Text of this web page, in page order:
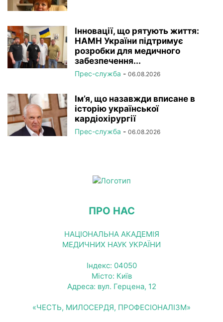
Інновації, що рятують життя:
НАМН України підтримує
розробки для медичного
забезпечення...
Прес-служба - 06.08.2026
Ім’я, що назавжди вписане в
історію української
кардіохірургії
Прес-служба - 06.08.2026
ПРО НАС
НАЦІОНАЛЬНА АКАДЕМІЯ
МЕДИЧНИХ НАУК УКРАЇНИ
Індекс: 04050
Місто: Київ
Адреса: вул. Герцена, 12
«ЧЕСТЬ, МИЛОСЕРДЯ, ПРОФЕСІОНАЛІЗМ»